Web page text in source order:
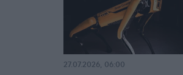
27.07.2026, 06:00